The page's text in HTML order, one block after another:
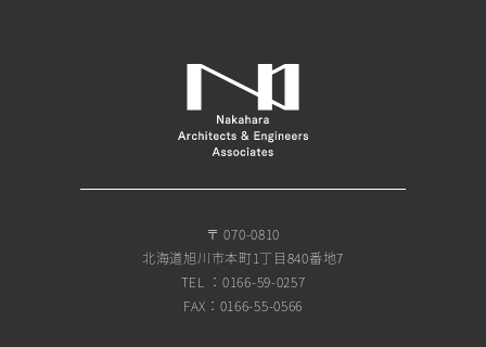
〒 070-0810
北海道旭川市本町1丁目840番地7
TEL ：0166-59-0257
FAX：0166-55-0566